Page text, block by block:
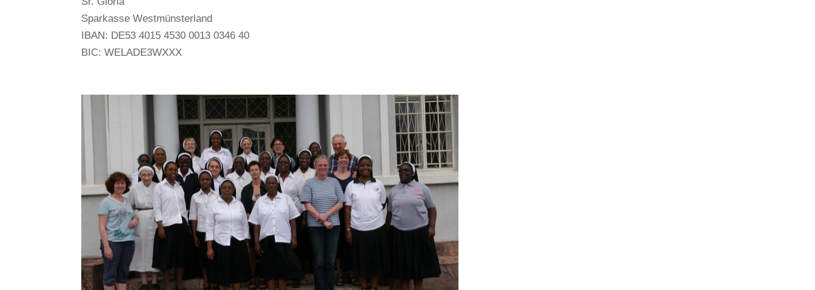
Sparkasse Westmünsterland
IBAN: DE53 4015 4530 0013 0346 40
BIC: WELADE3WXXX